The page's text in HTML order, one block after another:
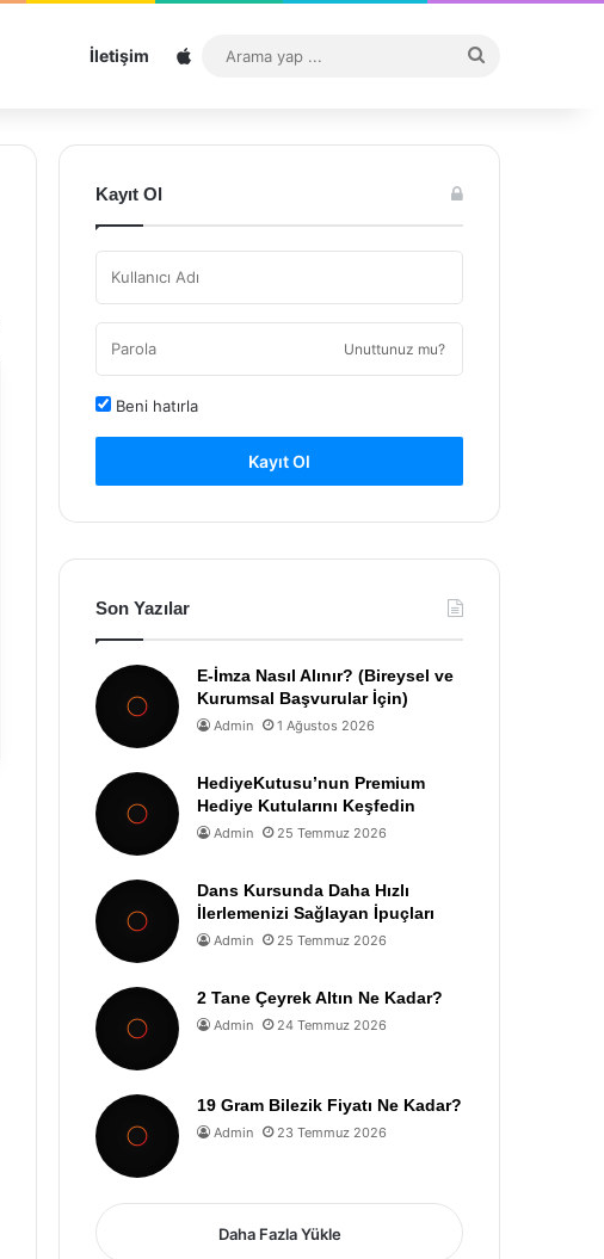
İletişim Sitemap
...
Kayıt Ol
Unuttunuz mu?
Beni hatırla
Kayıt Ol
Son Yazılar
E-İmza Nasıl Alınır? (Bireysel ve
Kurumsal Başvurular İçin)
Admin 1 Ağustos 2026
HediyeKutusu’nun Premium
Hediye Kutularını Keşfedin
Admin 25 Temmuz 2026
Dans Kursunda Daha Hızlı
İlerlemenizi Sağlayan İpuçları
Admin 25 Temmuz 2026
2 Tane Çeyrek Altın Ne Kadar?
Admin 24 Temmuz 2026
19 Gram Bilezik Fiyatı Ne Kadar?
Admin 23 Temmuz 2026
Daha Fazla Yükle